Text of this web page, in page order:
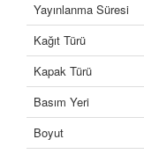
Yayınlanma Süresi
Kağıt Türü
Kapak Türü
Basım Yeri
Boyut